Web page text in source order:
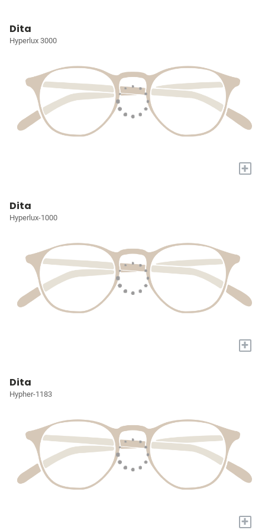
Dita
Hyperlux 3000
+
Dita
Hyperlux-1000
+
Dita
Hypher-1183
+